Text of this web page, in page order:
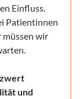
Einfluss.
Patientinnen
müssen wir
und